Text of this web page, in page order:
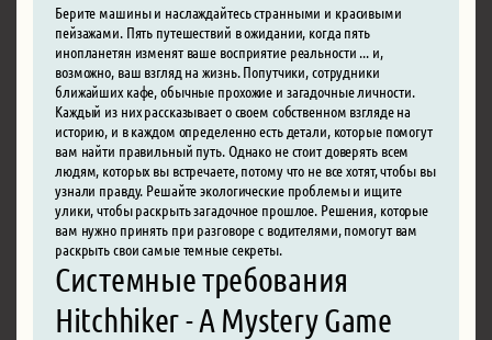
Берите машины и наслаждайтесь странными и красивыми
пейзажами. Пять путешествий в ожидании, когда пять
инопланетян изменят ваше восприятие реальности ... и,
возможно, ваш взгляд на жизнь. Попутчики, сотрудники
ближайших кафе, обычные прохожие и загадочные личности.
Каждый из них рассказывает о своем собственном взгляде на
историю, и в каждом определенно есть детали, которые помогут
вам найти правильный путь. Однако не стоит доверять всем
людям, которых вы встречаете, потому что не все хотят, чтобы вы
узнали правду. Решайте экологические проблемы и ищите
улики, чтобы раскрыть загадочное прошлое. Решения, которые
вам нужно принять при разговоре с водителями, помогут вам
раскрыть свои самые темные секреты.
Системные требования
Hitchhiker - A Mystery Game